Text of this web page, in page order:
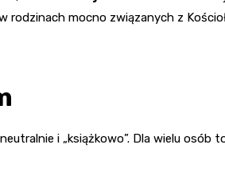
rodzinach mocno związanych z
i „książkowo”. Dla wielu osób